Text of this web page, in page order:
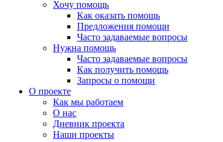
Хочу помощь
Как оказать помощь
Предложения помощи
Часто задаваемые вопросы
Нужна помощь
Часто задаваемые вопросы
Как получить помощь
Запросы о помощи
О проекте
Как мы работаем
О нас
Дневник проекта
Наши проекты